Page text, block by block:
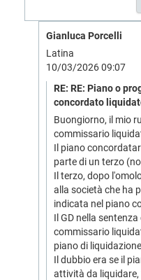
Gianluca Porcelli
Latina
10/03/2026 09:07
RE: RE: Piano o
concordato
Buongiorno, il mio
commissario
Il piano
parte di un terzo
Il terzo, dopo
alla società che ha
indicata nel piano
Il GD nella
commissario
piano di
Il dubbio era se il
attività da